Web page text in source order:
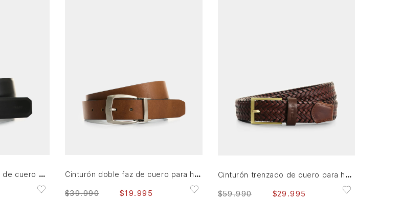
Cinturón reversible Pert de cuero para hombre abombado Cinturón doble faz de cuero para hombre Serpia
$39.990 $19.995
Cinturón trenzado de cuero para hombre Faro
$59.990 $29 .995